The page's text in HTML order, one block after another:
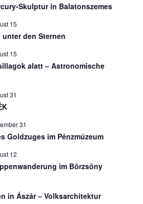
Skulptur in Balatonszemes
15
unter den Sternen
15
alatt – Astronomische
31
31
Goldzuges im Pénzmúzeum
12
im Börzsöny
in Ászár – Volksarchitektur